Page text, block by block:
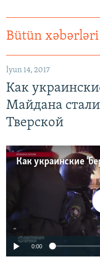
Bütün
İyun 14, 2017
Как
Майдана
Тверской
No media
0:00